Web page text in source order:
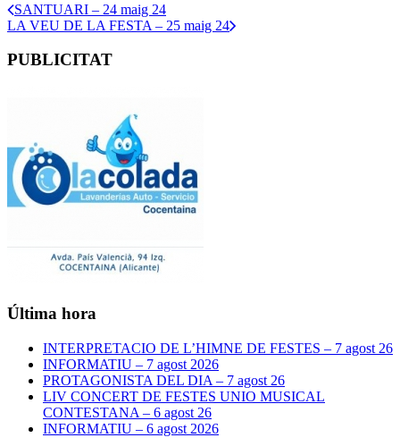
SANTUARI – 24 maig 24
LA VEU DE LA FESTA – 25 maig 24
PUBLICITAT
Última hora
INTERPRETACIO DE L’HIMNE DE FESTES – 7 agost 26
INFORMATIU – 7 agost 2026
PROTAGONISTA DEL DIA – 7 agost 26
LIV CONCERT DE FESTES UNIO MUSICAL
CONTESTANA – 6 agost 26
INFORMATIU – 6 agost 2026